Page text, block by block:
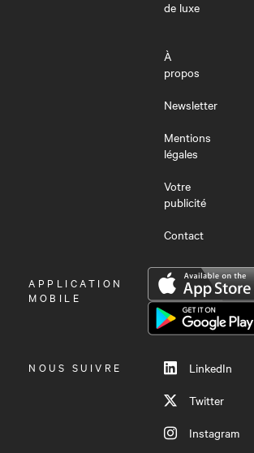
de luxe
À
propos
Newsletter
Mentions
légales
Votre
publicité
Contact
OUVRIR
LE
APPLICATION
MOBILE
NOUS SUIVRE
LinkedIn
Twitter
Instagram